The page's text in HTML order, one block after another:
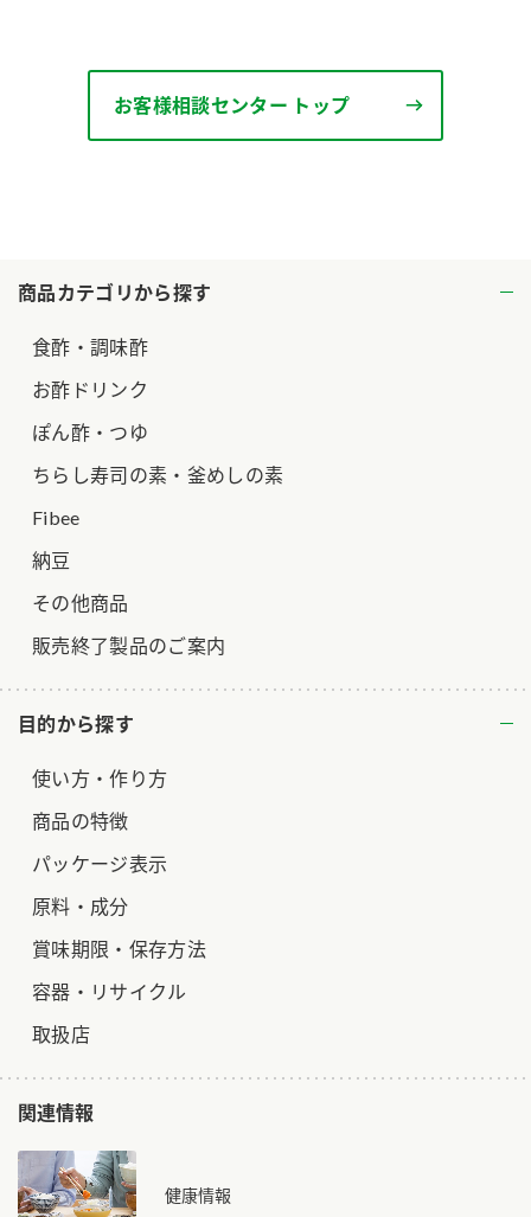
商品カテゴリから探す
食酢・調味酢
お酢ドリンク
ぽん酢・つゆ
ちらし寿司の素・釜めしの素
Fibee
納豆
その他商品
販売終了製品のご案内
目的から探す
使い方・作り方
商品の特徴
パッケージ表示
原料・成分
賞味期限・保存方法
容器・リサイクル
取扱店
関連情報
健康情報
お客様相談センター トップ